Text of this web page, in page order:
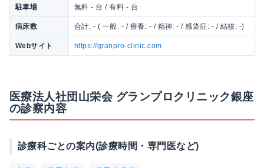
駐車場 無料 - 台 / 有料 - 台
病床数 合計: - ( 一般: - / 療養: - / 精神: - / 感染症: - / 結核: -)
Webサイト https://granpro-clinic.com
医療法人社団山栄会 グランプロクリニック銀座
の診察内容
診療科ごとの案内(診療時間・専門医など)